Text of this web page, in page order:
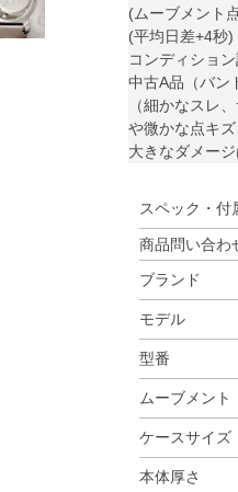
(ムーブメント
(平均日差+4秒)
コンディショ
中古A品（バン
（細かなスレ
や微かな点キ
大きなダメー
スペック・付
商品問い合わ
ブランド
モデル
型番
ムーブメント
ケースサイズ
本体厚さ